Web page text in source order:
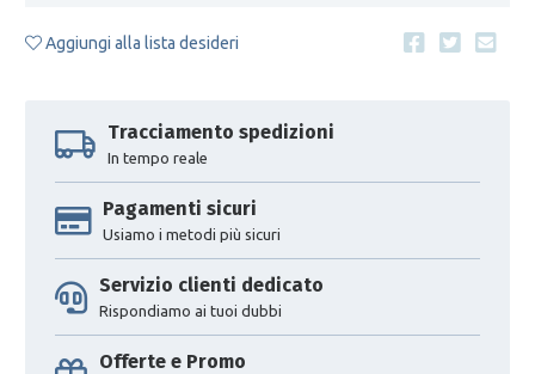
Aggiungi alla lista desideri
Tracciamento spedizioni
In tempo reale
Pagamenti sicuri
Usiamo i metodi più sicuri
Servizio clienti dedicato
Rispondiamo ai tuoi dubbi
Offerte e Promo